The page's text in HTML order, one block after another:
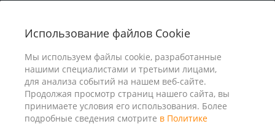
Использование файлов Cookie
Мы используем файлы cookie, разработанные
нашими специалистами и третьими лицами,
для анализа событий на нашем веб-сайте.
Продолжая просмотр страниц нашего сайта, вы
принимаете условия его использования. Более
подробные сведения смотрите в Политике